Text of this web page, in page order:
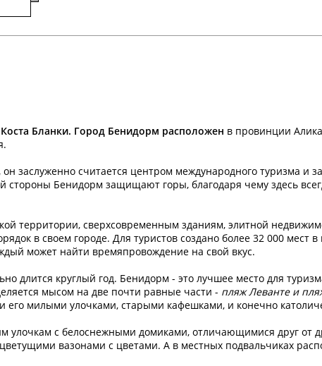
Бланки. Город Бенидорм расположен в провинции
заслуженно считается центром международного туризма и
стороны Бенидорм защищают горы, благодаря чему здесь
территории, сверхсовременным зданиям, элитной
в своем городе. Для туристов создано более 32 000 мест
может найти времяпровождение на свой вкус.
длится круглый год. Бенидорм - это лучшее место для
мысом на две почти равные части - пляж Леванте и
его милыми улочками, старыми кафешками, и конечно
улочкам с белоснежными домиками, отличающимися друг от
вазонами с цветами. А в местных подвальчиках